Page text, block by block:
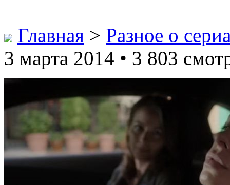
Главная > Разное о
3 марта 2014 • 3 803